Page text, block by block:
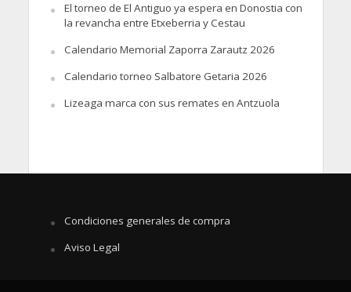
El torneo de El Antiguo ya espera en Donostia con
la revancha entre Etxeberria y Cestau
Calendario Memorial Zaporra Zarautz 2026
Calendario torneo Salbatore Getaria 2026
Lizeaga marca con sus remates en Antzuola
Condiciones generales de compra
Aviso Legal